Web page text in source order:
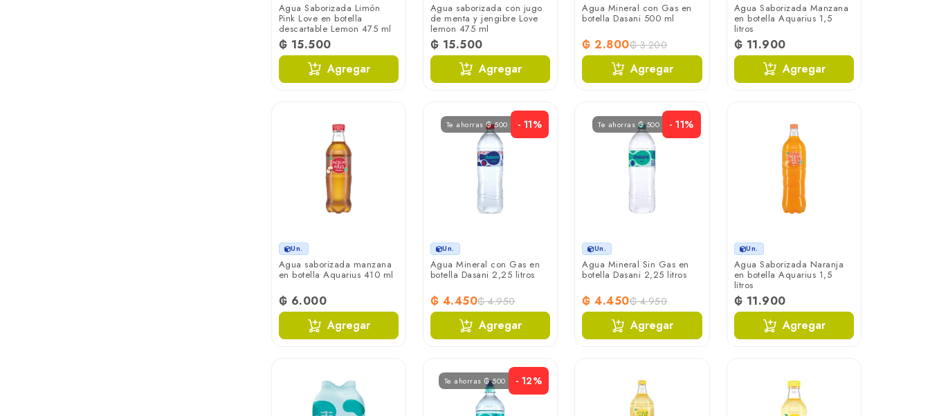
Agua Saborizada Limón
Pink Love en botella
descartable Lemon 475 ml
₲ 15.500
Agregar
Agua saborizada con jugo
de menta y jengibre Love
lemon 475 ml
₲ 15.500
Agregar
Agua Mineral con Gas en
botella Dasani 500 ml
₲ 2.800₲ 3.200
Agregar
Agua Saborizada Manzana
en botella Aquarius 1,5
litros
₲ 11.900
Agregar
Un.
Agua saborizada manzana
en botella Aquarius 410 ml
₲ 6.000
Agregar
Te ahorras ₲ 500 - 11%
Un.
Agua Mineral con Gas en
botella Dasani 2,25 litros
₲ 4.450₲ 4.950
Agregar
Te ahorras ₲ 500 - 11%
Un.
Agua Mineral Sin Gas en
botella Dasani 2,25 litros
₲ 4.450₲ 4.950
Agregar
Un.
Agua Saborizada Naranja
en botella Aquarius 1,5
litros
₲ 11.900
Agregar
Te ahorras ₲ 500 - 12%